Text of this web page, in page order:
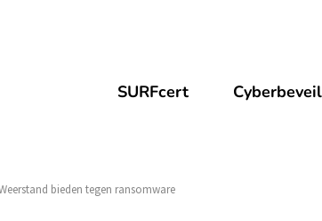
SURFcert
bieden tegen ransomware